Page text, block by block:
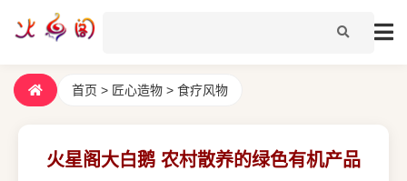
首页 > 匠心造物 > 食疗风物
火星阁大白鹅 农村散养的绿色有机产品